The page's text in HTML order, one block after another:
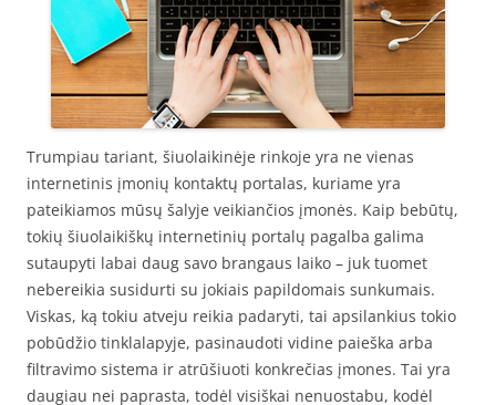
Trumpiau tariant, šiuolaikinėje rinkoje yra ne vienas
internetinis įmonių kontaktų portalas, kuriame yra
pateikiamos mūsų šalyje veikiančios įmonės. Kaip bebūtų,
tokių šiuolaikiškų internetinių portalų pagalba galima
sutaupyti labai daug savo brangaus laiko – juk tuomet
nebereikia susidurti su jokiais papildomais sunkumais.
Viskas, ką tokiu atveju reikia padaryti, tai apsilankius tokio
pobūdžio tinklalapyje, pasinaudoti vidine paieška arba
filtravimo sistema ir atrūšiuoti konkrečias įmones. Tai yra
daugiau nei paprasta, todėl visiškai nenuostabu, kodėl